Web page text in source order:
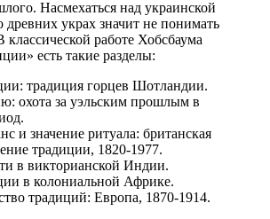
Насмехаться над украинской
древних украх значит не понимать
классической работе Хобсбаума
есть такие разделы:
традиция горцев Шотландии.
охота за уэльским прошлым в
и значение ритуала: британская
традиции, 1820-1977.
в викторианской Индии.
в колониальной Африке.
традиций: Европа, 1870-1914.